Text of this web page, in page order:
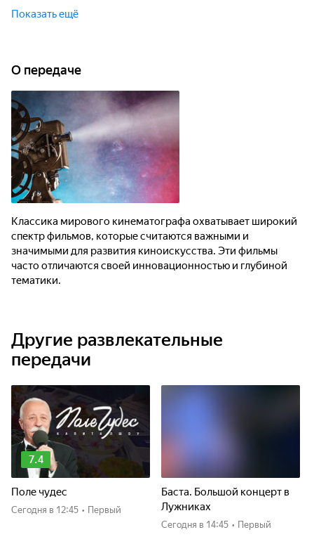
Показать ещё
О передаче
Классика мирового кинематографа охватывает широкий
спектр фильмов, которые считаются важными и
значимыми для развития киноискусства. Эти фильмы
часто отличаются своей инновационностью и глубиной
тематики.
Другие развлекательные
передачи
7.4
Поле чудес
Сегодня в 12:45 • Первый
Баста. Большой концерт в
Лужниках
Сегодня в 14:45 • Первый